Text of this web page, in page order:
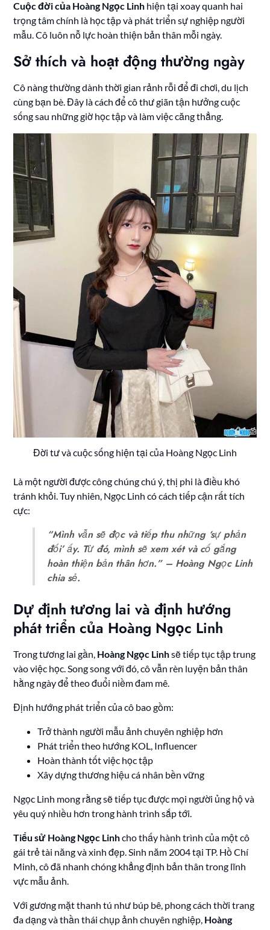
Cuộc đời của Hoàng Ngọc Linh hiện tại xoay quanh hai
trọng tâm chính là học tập và phát triển sự nghiệp người
mẫu. Cô luôn nỗ lực hoàn thiện bản thân mỗi ngày.
Sở thích và hoạt động thường ngày
Cô nàng thường dành thời gian rảnh rỗi để đi chơi, du lịch
cùng bạn bè. Đây là cách để cô thư giãn tận hưởng cuộc
sống sau những giờ học tập và làm việc căng thẳng.
Đời tư và cuộc sống hiện tại của Hoàng Ngọc Linh
Là một người được công chúng chú ý, thị phi là điều khó
tránh khỏi. Tuy nhiên, Ngọc Linh có cách tiếp cận rất tích
cực:
“Mình vẫn sẽ đọc và tiếp thu những ‘sự phản
đối’ ấy. Từ đó, mình sẽ xem xét và cố gắng
hoàn thiện bản thân hơn.” – Hoàng Ngọc Linh
chia sẻ.
Dự định tương lai và định hướng
phát triển của Hoàng Ngọc Linh
Trong tương lai gần, Hoàng Ngọc Linhsẽ tiếp tục tập trung
vào việc học. Song song với đó, cô vẫn rèn luyện bản thân
hằng ngày để theo đuổi niềm đam mê.
Định hướng phát triển của cô bao gồm:
Trở thành người mẫu ảnh chuyên nghiệp hơn
Phát triển theo hướng KOL, Influencer
Hoàn thành tốt việc học tập
Xây dựng thương hiệu cá nhân bền vững
Ngọc Linh mong rằng sẽ tiếp tục được mọi người ủng hộ và
yêu quý nhiều hơn trong hành trình sắp tới.
Tiểu sử Hoàng Ngọc Linhcho thấy hành trình của một cô
gái trẻ tài năng và xinh đẹp. Sinh năm 2004 tại TP. Hồ Chí
Minh, cô đã nhanh chóng khẳng định bản thân trong lĩnh
vực mẫu ảnh.
Với gương mặt thanh tú như búp bê, phong cách thời trang
đa dạng và thần thái chụp ảnh chuyên nghiệp, Hoàng